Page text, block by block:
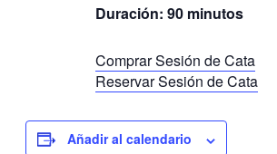
Duración: 90 minutos
Comprar Sesión de Cata
Reservar Sesión de Cata
Añadir al calendario